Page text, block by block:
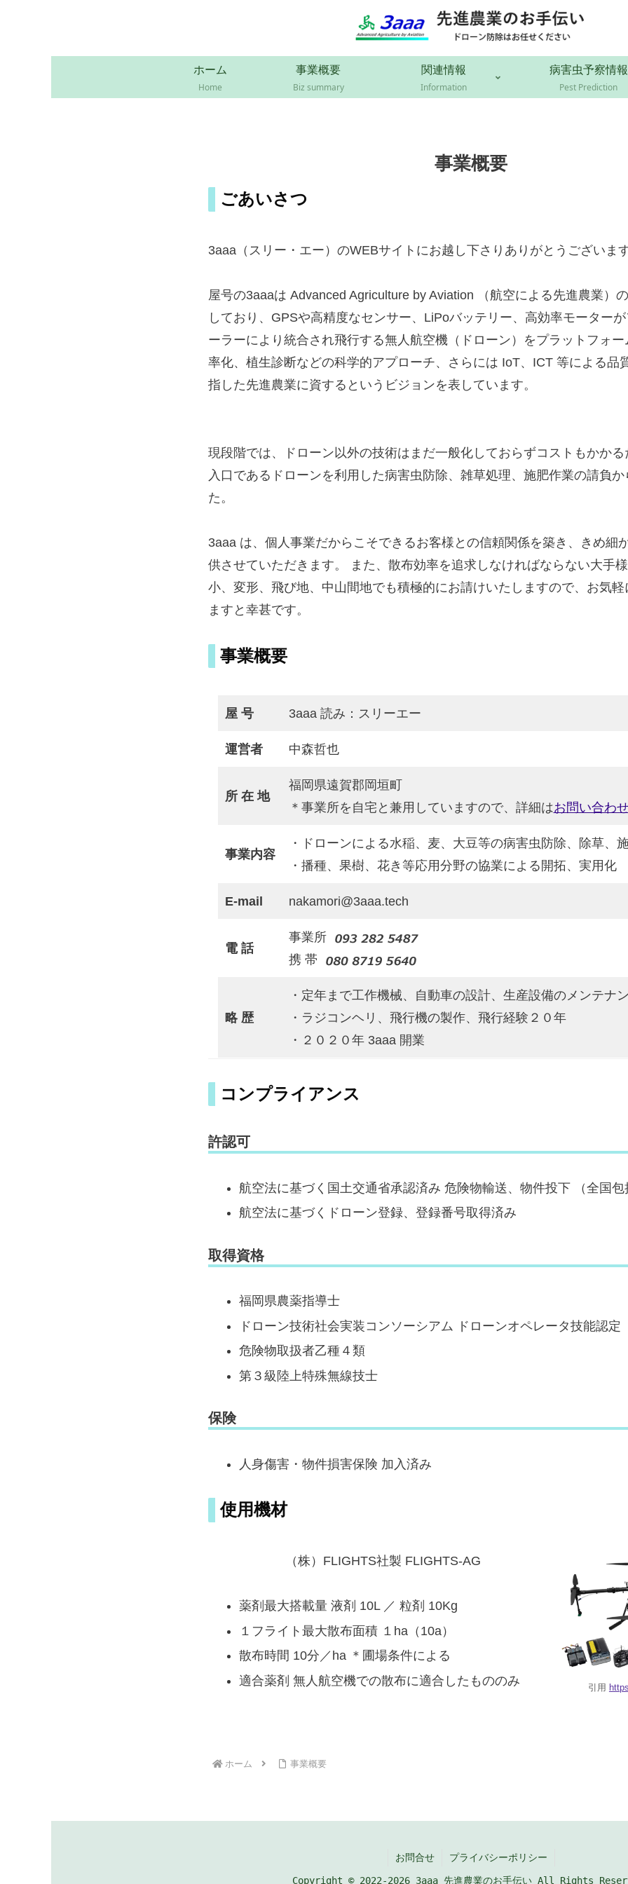
ホーム
Home
事業概要
Biz summary
関連情報
Information
病害虫予察情報
Pest Prediction
事業概要
ごあいさつ
3aaa（スリー・エー）のWEBサイトにお越し下さりありがとうございます
屋号の3aaaは Advanced Agriculture by Aviation （航空による先進農業）
しており、GPSや高精度なセンサー、LiPoバッテリー、高効率モーター
ーラーにより統合され飛行する無人航空機（ドローン）をプラットフォ
率化、植生診断などの科学的アプローチ、さらには IoT、ICT 等による品
指した先進農業に資するというビジョンを表しています。
現段階では、ドローン以外の技術はまだ一般化しておらずコストもかか
入口であるドローンを利用した病害虫防除、雑草処理、施肥作業の請負か
た。
3aaa は、個人事業だからこそできるお客様との信頼関係を築き、きめ細
供させていただきます。 また、散布効率を追求しなければならない大手
小、変形、飛び地、中山間地でも積極的にお請けいたしますので、お気
ますと幸甚です。
事業概要
屋 号 3aaa 読み：スリーエー
運営者 中森哲也
所 在 地
福岡県遠賀郡岡垣町
＊事業所を自宅と兼用していますので、詳細はお問い合わ
事業内容
・ドローンによる水稲、麦、大豆等の病害虫防除、除草、
・播種、果樹、花き等応用分野の協業による開拓、実用化
E-mail nakamori@3aaa.tech
電 話
事業所
携 帯
略 歴
・定年まで工作機械、自動車の設計、生産設備のメンテナ
・ラジコンヘリ、飛行機の製作、飛行経験２０年
・２０２０年 3aaa 開業
コンプライアンス
許認可
航空法に基づく国土交通省承認済み 危険物輸送、物件投下 （全国包
航空法に基づくドローン登録、登録番号取得済み
取得資格
福岡県農薬指導士
ドローン技術社会実装コンソーシアム ドローンオペレータ技能認定
危険物取扱者乙種４類
第３級陸上特殊無線技士
保険
人身傷害・物件損害保険 加入済み
使用機材
（株）FLIGHTS社製 FLIGHTS-AG
薬剤最大搭載量 液剤 10L ／ 粒剤 10Kg
１フライト最大散布面積 １ha（10a）
散布時間 10分／ha ＊圃場条件による
適合薬剤 無人航空機での散布に適合したもののみ
引用
ホーム 事業概要
お問合せ プライバシーポリシー
Copyright © 2022-2026 3aaa 先進農業のお手伝い All Rights